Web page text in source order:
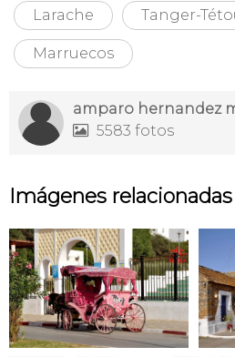
Larache Tanger-
Marruecos
amparo hernandez
 5583 fotos
Imágenes relacionadas